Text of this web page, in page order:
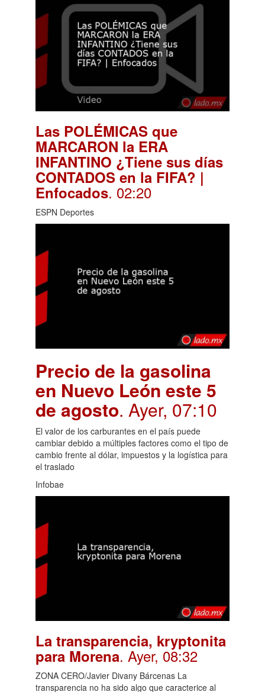
Las POLÉMICAS que
MARCARON la ERA
INFANTINO ¿Tiene sus días
CONTADOS en la FIFA? |
Enfocados. 02:20
ESPN Deportes
Precio de la gasolina
en Nuevo León este 5
de agosto. Ayer, 07:10
El valor de los carburantes en el país puede
cambiar debido a múltiples factores como el tipo de
cambio frente al dólar, impuestos y la logística para
el traslado
Infobae
La transparencia, kryptonita
para Morena. Ayer, 08:32
ZONA CERO/Javier Divany Bárcenas La
transparencia no ha sido algo que caracterice al